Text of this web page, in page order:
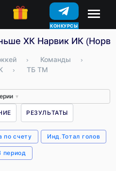
КОНКУРСЫ
ХК Нарвик ИК
› Команды
›
› ТБ ТМ
▼
РЕЗУЛЬТАТЫ
по счету Инд.Тотал голов
период